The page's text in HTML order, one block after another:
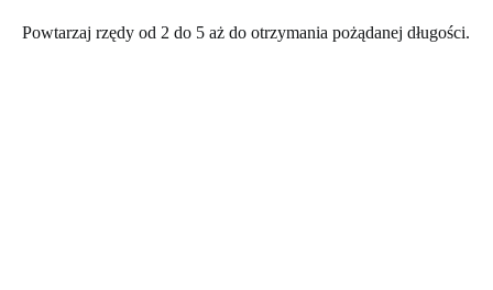
Powtarzaj rzędy od 2 do 5 aż do otrzymania pożądanej długości.